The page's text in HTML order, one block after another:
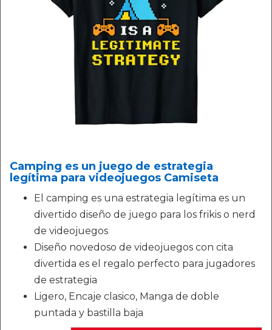
Camping es un juego de estrategia
legítima para videojuegos Camiseta
El camping es una estrategia legítima es un
divertido diseño de juego para los frikis o nerd
de videojuegos
Diseño novedoso de videojuegos con cita
divertida es el regalo perfecto para jugadores
de estrategia
Ligero, Encaje clasico, Manga de doble
puntada y bastilla baja